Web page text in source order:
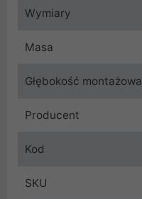
Wymiary
Masa
Głębokość montażowa
Producent
Kod
SKU